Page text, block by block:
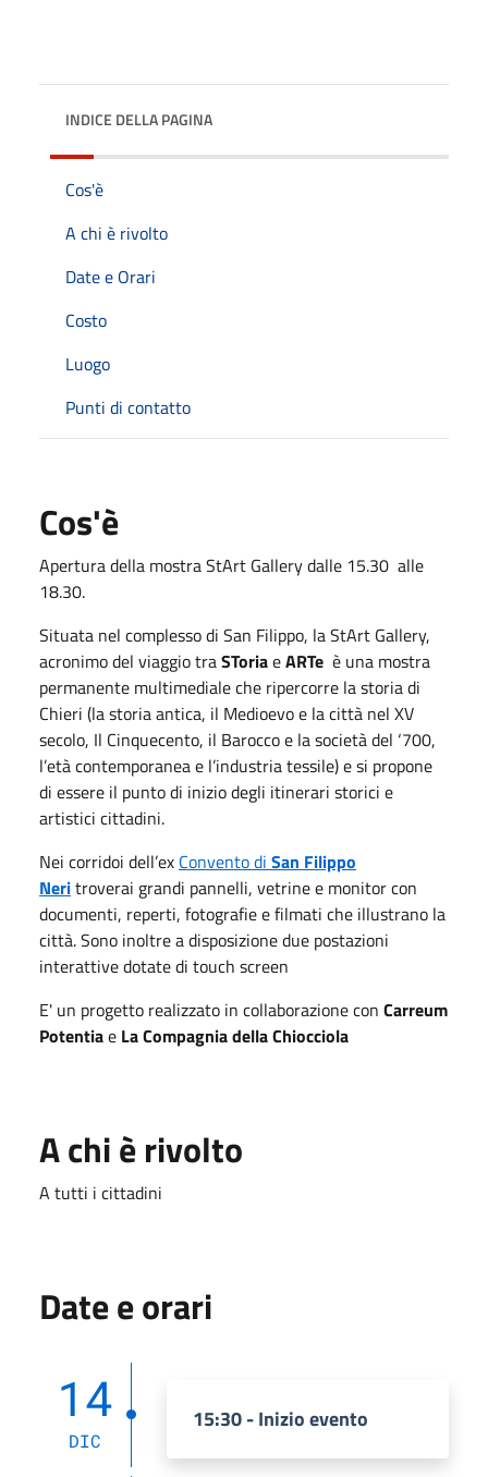
INDICE DELLA PAGINA
Cos'è
A chi è rivolto
Date e Orari
Costo
Luogo
Punti di contatto
Cos'è
Apertura della mostra StArt Gallery dalle 15.30 alle
18.30.
Situata nel complesso di San Filippo, la StArt Gallery,
acronimo del viaggio traSToriaeARTe è una mostra
permanente multimediale che ripercorre la storia di
Chieri (la storia antica, il Medioevo e la città nel XV
secolo, Il Cinquecento, il Barocco e la società del ‘700,
l’età contemporanea e l’industria tessile) e si propone
di essere il punto di inizio degli itinerari storici e
artistici cittadini.
Nei corridoi dell’ex Convento di San Filippo
Neritroverai grandi pannelli, vetrine e monitor con
documenti, reperti, fotografie e filmati che illustrano la
città. Sono inoltre a disposizione due postazioni
interattive dotate di touch screen
E' un progetto realizzato in collaborazione con Carreum
Potentiae La Compagnia della Chiocciola
A chi è rivolto
A tutti i cittadini
Date e orari
14
DIC
15:30 - Inizio evento